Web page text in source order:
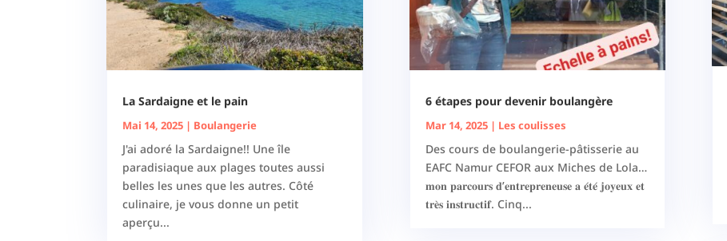
La Sardaigne et le pain
Mai 14, 2025 | Boulangerie
J'ai adoré la Sardaigne!! Une île
paradisiaque aux plages toutes aussi
belles les unes que les autres. Côté
culinaire, je vous donne un petit
aperçu...
6 étapes pour devenir boulangère
Mar 14, 2025| Les coulisses
Des cours de boulangerie-pâtisserie au
EAFC Namur CEFOR aux Miches de Lola…
𝐦𝐨𝐧 𝐩𝐚𝐫𝐜𝐨𝐮𝐫𝐬 𝐝’𝐞𝐧𝐭𝐫𝐞𝐩𝐫𝐞𝐧𝐞𝐮𝐬𝐞 𝐚 𝐞́𝐭𝐞́ 𝐣𝐨𝐲𝐞𝐮𝐱 𝐞𝐭
𝐭𝐫𝐞̀𝐬 𝐢𝐧𝐬𝐭𝐫𝐮𝐜𝐭𝐢𝐟. Cinq...